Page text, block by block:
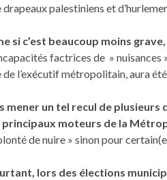
palestiniens et
si c’est beaucoup moins
factrices de »
de l’exécutif métropolitain, aura
mener un tel recul de plusieurs
principaux moteurs de la
de nuire » sinon pour
lors des élections